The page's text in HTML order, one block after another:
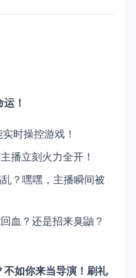
！​
时操控游戏！
播立刻火力全开！
乱？嘿嘿，主播瞬间被
血？还是招来臭鼬？
如你来当导演！刷礼